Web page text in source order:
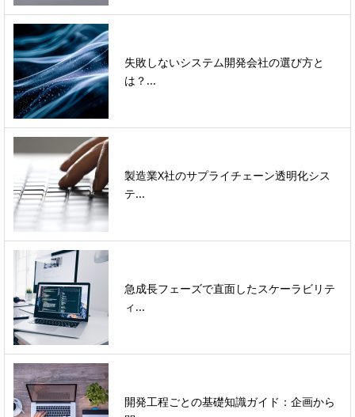
失敗しないシステム開発会社の選び方と
は？...
製造業X社のサプライチェーン透明化シス
テ...
急成長フェーズで直面したスケーラビリテ
ィ...
開発工程ごとの基礎知識ガイド：企画から